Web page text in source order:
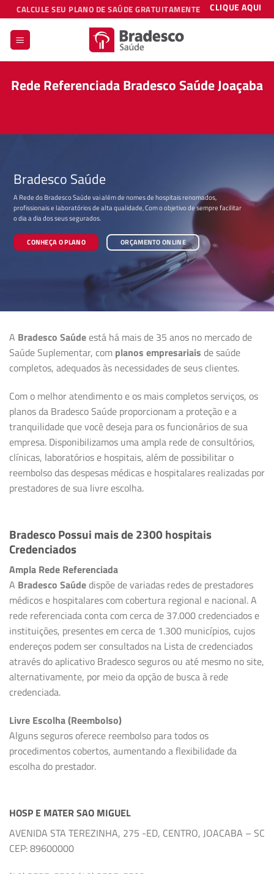
Skip
to
content
CALCULE SEU PLANO DE SAÚDE GRATUITAMENTE CLIQUE AQUI
Rede Referenciada Bradesco Saúde Joaçaba
Bradesco Saúde
A Rede do Bradesco Saúde vai além de nomes de hospitais renomados,
profissionais e laboratórios de alta qualidade, Com o objetivo de sempre facilitar
o dia a dia dos seus segurados.
CONHEÇA O PLANO ORÇAMENTO ONLINE
A Bradesco Saúdeestá há mais de 35 anos no mercado de
Saúde Suplementar, com planos empresariais de saúde
completos, adequados às necessidades de seus clientes.
Com o melhor atendimento e os mais completos serviços, os
planos da Bradesco Saúde proporcionam a proteção e a
tranquilidade que você deseja para os funcionários de sua
empresa. Disponibilizamos uma ampla rede de consultórios,
clínicas, laboratórios e hospitais, além de possibilitar o
reembolso das despesas médicas e hospitalares realizadas por
prestadores de sua livre escolha.
Bradesco Possui mais de 2300 hospitais
Credenciados
Ampla Rede Referenciada
A Bradesco Saúdedispõe de variadas redes de prestadores
médicos e hospitalares com cobertura regional e nacional. A
rede referenciada conta com cerca de 37.000 credenciados e
instituições, presentes em cerca de 1.300 municípios, cujos
endereços podem ser consultados na Lista de credenciados
através do aplicativo Bradesco seguros ou até mesmo no site,
alternativamente, por meio da opção de busca à rede
credenciada.
Livre Escolha (Reembolso)
Alguns seguros oferece reembolso para todos os
procedimentos cobertos, aumentando a flexibilidade da
escolha do prestador.
HOSP E MATER SAO MIGUEL
AVENIDA STA TEREZINHA, 275 -ED, CENTRO, JOACABA – SC
CEP: 89600000